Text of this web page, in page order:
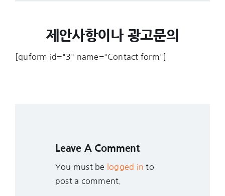
제안사항이나 광고문의
[quform id="3" name="Contact form"]
Leave A Comment
You must be logged in to
post a comment.